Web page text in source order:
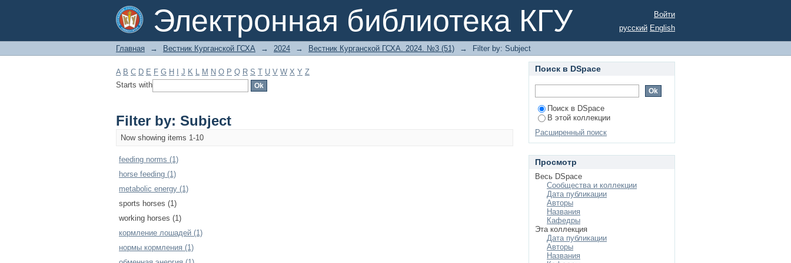
Электронная библиотека КГУ
Filter by: Subject
Войти
русский English
Главная → Вестник Курганской ГСХА → 2024 → Вестник Курганской ГСХА. 2024. №3 (51) → Filter by: Subject
A B C D E F G H J K L M N O P Q R S T U V W X Y Z
Starts with
Filter by: Subject
Now showing items 1-10
feeding norms (1)
horse feeding (1)
metabolic energy (1)
sports horses (1)
working horses (1)
кормление лошадей (1)
нормы кормления (1)
Поиск в DSpace
Поиск в DSpace
В этой коллекции
Расширенный поиск
Просмотр
Весь DSpace
Сообщества и коллекции
Дата публикации
Авторы
Названия
Кафедры
Эта коллекция
Дата публикации
Авторы
Названия